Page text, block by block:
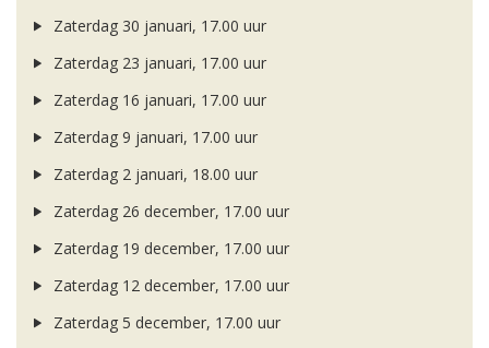
Zaterdag 30 januari, 17.00 uur
Zaterdag 23 januari, 17.00 uur
Zaterdag 16 januari, 17.00 uur
Zaterdag 9 januari, 17.00 uur
Zaterdag 2 januari, 18.00 uur
Zaterdag 26 december, 17.00 uur
Zaterdag 19 december, 17.00 uur
Zaterdag 12 december, 17.00 uur
Zaterdag 5 december, 17.00 uur